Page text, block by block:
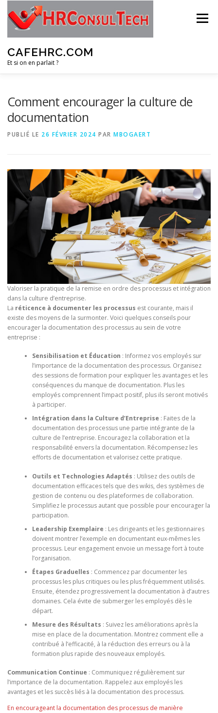
contenu
CAFEHRC.COM
Et si on en parlait ?
Menu
Comment encourager la culture de
documentation
PUBLIÉ LE 26 FÉVRIER 2024 PAR MBOGAERT
Valoriser la pratique de la remise en ordre des processus et intégration
dans la culture d’entreprise.
La réticence à documenter les processus est courante, mais il
existe des moyens de la surmonter. Voici quelques conseils pour
encourager la documentation des processus au sein de votre
entreprise :
Sensibilisation et Éducation : Informez vos employés sur
l’importance de la documentation des processus. Organisez
des sessions de formation pour expliquer les avantages et les
conséquences du manque de documentation. Plus les
employés comprennent l’impact positif, plus ils seront motivés
à participer.
Intégration dans la Culture d’Entreprise : Faites de la
documentation des processus une partie intégrante de la
culture de l’entreprise. Encouragez la collaboration et la
responsabilité envers la documentation. Récompensez les
efforts de documentation et valorisez cette pratique.
Outils et Technologies Adaptés : Utilisez des outils de
documentation efficaces tels que des wikis, des systèmes de
gestion de contenu ou des plateformes de collaboration.
Simplifiez le processus autant que possible pour encourager la
participation.
Leadership Exemplaire : Les dirigeants et les gestionnaires
doivent montrer l’exemple en documentant eux-mêmes les
processus. Leur engagement envoie un message fort à toute
l’organisation.
Étapes Graduelles : Commencez par documenter les
processus les plus critiques ou les plus fréquemment utilisés.
Ensuite, étendez progressivement la documentation à d’autres
domaines. Cela évite de submerger les employés dès le
départ.
Mesure des Résultats : Suivez les améliorations après la
mise en place de la documentation. Montrez comment elle a
contribué à l’efficacité, à la réduction des erreurs ou à la
formation plus rapide des nouveaux employés.
Communication Continue : Communiquez régulièrement sur
l’importance de la documentation. Rappelez aux employés les
avantages et les succès liés à la documentation des processus.
En encourageant la documentation des processus de manière